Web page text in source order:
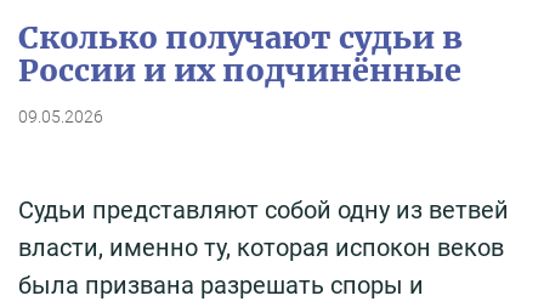
Сколько получают судьи в
России и их подчинённые
09.05.2026
Судьи представляют собой одну из ветвей
власти, именно ту, которая испокон веков
была призвана разрешать споры и